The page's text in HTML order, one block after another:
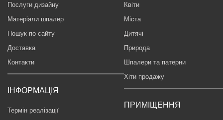
Послуги дизайну
Матеріали шпалер
Пошук по сайту
Доставка
Контакти
ІНФОРМАЦІЯ
Термін реалізації
Квіти
Міста
Дитячі
Природа
Шпалери та патерни
Хіти продажу
ПРИМІЩЕННЯ